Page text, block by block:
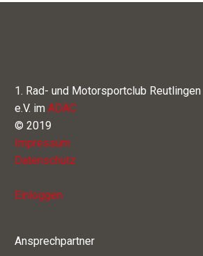
1. Rad- und Motorsportclub Reutlingen
e.V. im ADAC
© 2019
Impressum
Datenschutz
Einloggen
Ansprechpartner